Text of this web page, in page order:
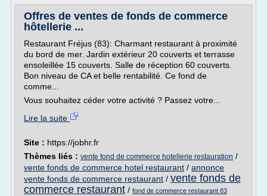
Offres de ventes de fonds de commerce
hôtellerie ...
Restaurant Fréjus (83): Charmant restaurant à proximité
du bord de mer. Jardin extérieur 20 couverts et terrasse
ensoleillée 15 couverts. Salle de réception 60 couverts.
Bon niveau de CA et belle rentabilité. Ce fond de
comme...
Vous souhaitez céder votre activité ? Passez votre...
Lire la suite
Site : https://jobhr.fr
Thèmes liés : vente fond de commerce hotellerie restauration /
vente fonds de commerce hotel restaurant / annonce
vente fonds de commerce restaurant / vente fonds de
commerce restaurant / fond de commerce restaurant 83